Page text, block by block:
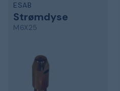
ESAB
Strømdyse
M6X25